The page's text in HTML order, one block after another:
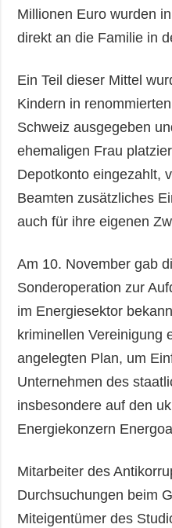
Millionen Euro wurden
direkt an die Familie in
Ein Teil dieser Mittel
Kindern in
Schweiz ausgegeben
ehemaligen Frau
Depotkonto eingezahlt,
Beamten zusätzliches
auch für ihre eigenen
Am 10. November gab
Sonderoperation zur
im Energiesektor
kriminellen Vereinigung
angelegten Plan, um
Unternehmen des
insbesondere auf den
Energiekonzern
Mitarbeiter des
Durchsuchungen beim
Miteigentümer des